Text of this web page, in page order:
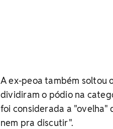
A ex-peoa também soltou
dividiram o pódio na
foi considerada a "ovelha"
nem pra discutir".